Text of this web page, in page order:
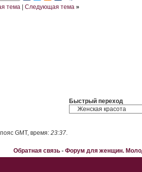
тема Следующая тема »
Быстрый переход
GMT, время: 23:37.
Обратная связь - Форум для женщин.